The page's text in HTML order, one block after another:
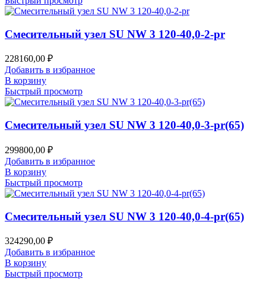
Смесительный узел SU NW 3 120-40,0-2-pr
228160,00 ₽
Добавить в избранное
В корзину
Быстрый просмотр
Смесительный узел SU NW 3 120-40,0-3-pr(65)
299800,00 ₽
Добавить в избранное
В корзину
Быстрый просмотр
Смесительный узел SU NW 3 120-40,0-4-pr(65)
324290,00 ₽
Добавить в избранное
В корзину
Быстрый просмотр